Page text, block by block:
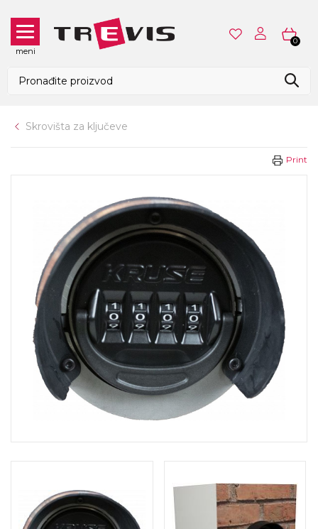
meni
0
Skrovišta za ključeve
Print